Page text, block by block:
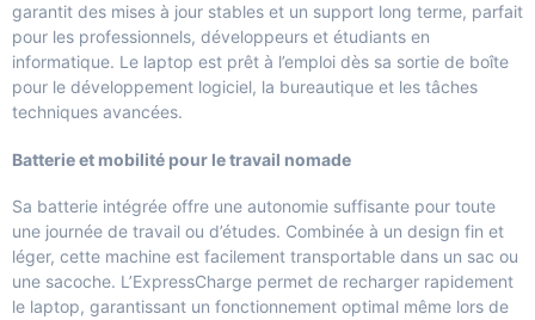
garantit des mises à jour stables et un support long terme, parfait
pour les professionnels, développeurs et étudiants en
informatique. Le laptop est prêt à l’emploi dès sa sortie de boîte
pour le développement logiciel, la bureautique et les tâches
techniques avancées.
Batterie et mobilité pour le travail nomade
Sa batterie intégrée offre une autonomie suffisante pour toute
une journée de travail ou d’études. Combinée à un design fin et
léger, cette machine est facilement transportable dans un sac ou
une sacoche. L’ExpressCharge permet de recharger rapidement
le laptop, garantissant un fonctionnement optimal même lors de